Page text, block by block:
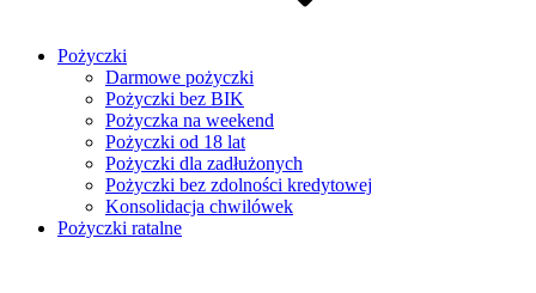
Pożyczki
Darmowe pożyczki
Pożyczki bez BIK
Pożyczka na weekend
Pożyczki od 18 lat
Pożyczki dla zadłużonych
Pożyczki bez zdolności kredytowej
Konsolidacja chwilówek
Pożyczki ratalne